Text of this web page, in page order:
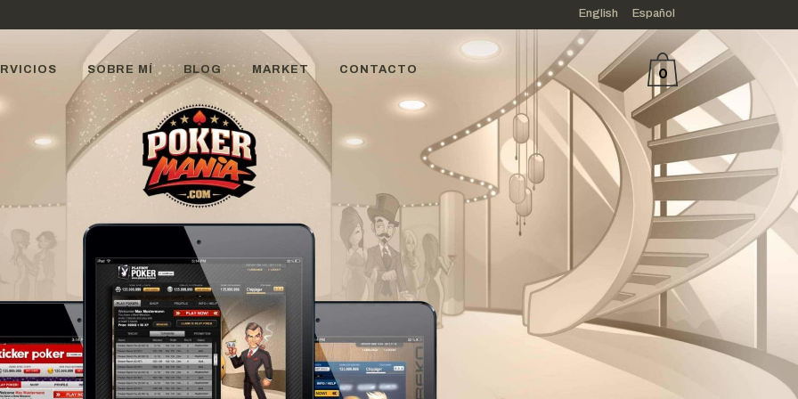
English Español
0
SOBRE MÍ BLOG MARKET CONTACTO